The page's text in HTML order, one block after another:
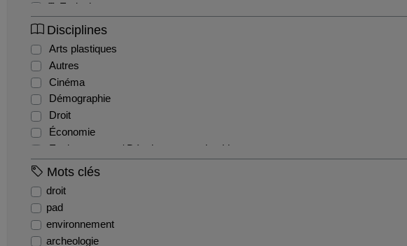
Emission
Entretien / Témoignage / Retour d'expérience
Fiction
Film pédagogique
Reportage
Disciplines
Arts plastiques
Autres
Cinéma
Démographie
Droit
Économie
Environnement / Développement durable
EPS
Histoire
Mots clés
droit
pad
environnement
archeologie